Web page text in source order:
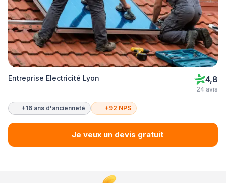
Entreprise Electricité Lyon 4,8
24 avis
+16 ans d'ancienneté +92 NPS
Je veux un devis gratuit